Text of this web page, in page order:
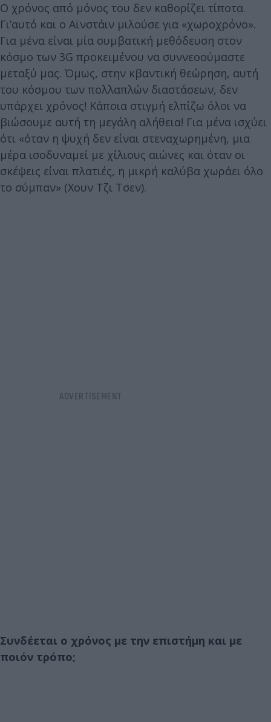
O χρόνος από μόνος του δεν καθορίζει τίποτα.
Γι’αυτό και ο Αϊνστάιν μιλούσε για «χωροχρόνο».
Για μένα είναι μία συμβατική μεθόδευση στον
κόσμο των 3G προκειμένου να συννεοούμαστε
μεταξύ μας. Όμως, στην κβαντική θεώρηση, αυτή
του κόσμου των πολλαπλών διαστάσεων, δεν
υπάρχει χρόνος! Κάποια στιγμή ελπίζω όλοι να
βιώσουμε αυτή τη μεγάλη αλήθεια! Για μένα ισχύει
ότι «όταν η ψυχή δεν είναι στεναχωρημένη, μια
μέρα ισοδυναμεί με χίλιους αιώνες και όταν οι
σκέψεις είναι πλατιές, η μικρή καλύβα χωράει όλο
το σύμπαν» (Χουν Τζι Τσεν).
Συνδέεται ο χρόνος με την επιστήμη και με
ποιόν τρόπο;